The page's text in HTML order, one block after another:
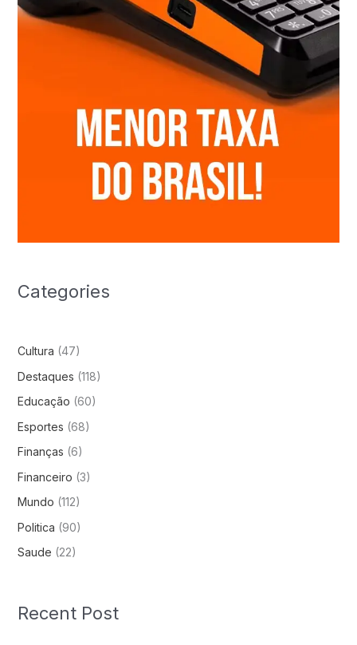
Categories
Cultura (47)
Destaques (118)
Educação (60)
Esportes (68)
Finanças (6)
Financeiro (3)
Mundo (112)
Politica (90)
Saude (22)
Recent Post